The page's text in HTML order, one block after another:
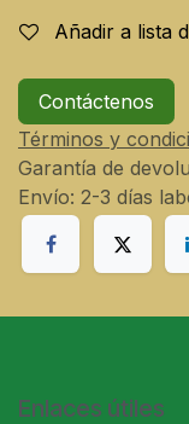
Añadir a lista
Contáctenos
Términos y
Garantía de
Envío: 2-3 días
Enlaces útiles